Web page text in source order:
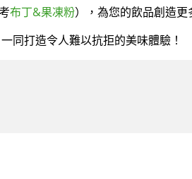
布丁&果凍粉），為您的飲品創造更
同打造令人難以抗拒的美味體驗！